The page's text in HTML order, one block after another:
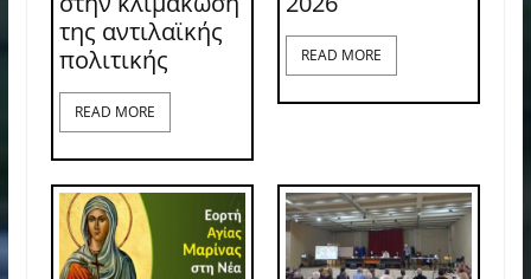
της αντιλαϊκής
πολιτικής
READ MORE
READ MORE